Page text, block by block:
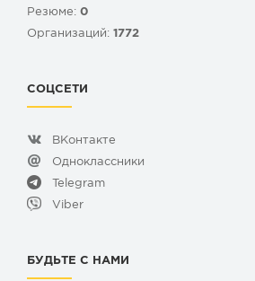
Резюме: 0
Организаций: 1772
СОЦСЕТИ
ВКонтакте
Одноклассники
Telegram
Viber
БУДЬТЕ С НАМИ